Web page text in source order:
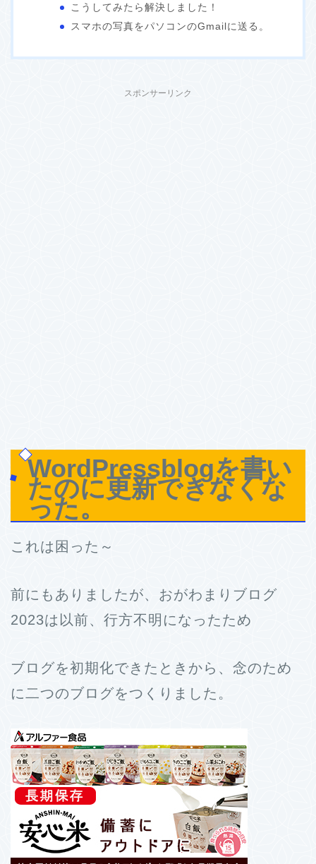
こうしてみたら解決しました！
スマホの写真をパソコンのGmailに送る。
スポンサーリンク
WordPressblogを書い
たのに更新できなくな
った。
これは困った～
前にもありましたが、おがわまりブログ
2023は以前、行方不明になったため
ブログを初期化できたときから、念のため
に二つのブログをつくりました。